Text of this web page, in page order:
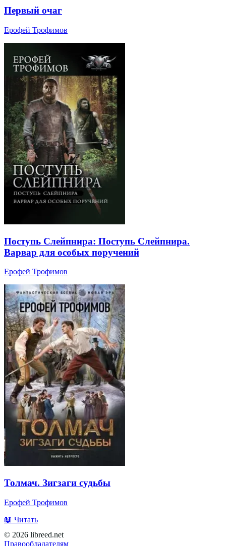
Первый очаг
Ерофей Трофимов
Поступь Слейпнира: Поступь Слейпнира.
Варвар для особых поручений
Ерофей Трофимов
Толмач. Зигзаги судьбы
Ерофей Трофимов
📖 Читать
© 2026 libreed.net
Правообладателям